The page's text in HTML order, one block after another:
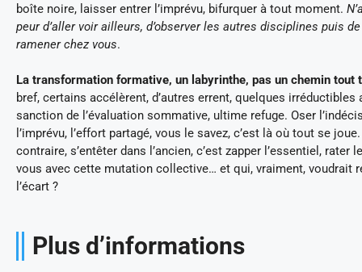
boîte noire, laisser entrer l’imprévu, bifurquer à tout moment.
peur d’aller voir ailleurs, d’observer les autres disciplines puis
ramener chez vous.
La transformation formative, un labyrinthe, pas un chemin tout
bref, certains accélèrent, d’autres errent, quelques irréductibles
sanction de l’évaluation sommative, ultime refuge. Oser
l’imprévu, l’effort partagé, vous le savez, c’est là où tout se
contraire, s’entêter dans l’ancien, c’est zapper l’essentiel, rater
vous avec cette mutation collective… et qui, vraiment, voudrait
l’écart ?
Plus d’informations